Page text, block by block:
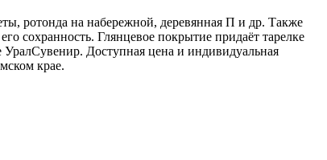
ротонда на набережной, деревянная П и др. Также
сохранность. Глянцевое покрытие придаёт тарелке
Доступная цена и индивидуальная
крае.